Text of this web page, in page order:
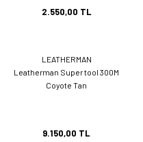
2.550,00 TL
LEATHERMAN
Leatherman Super tool 300M
Coyote Tan
9.150,00 TL